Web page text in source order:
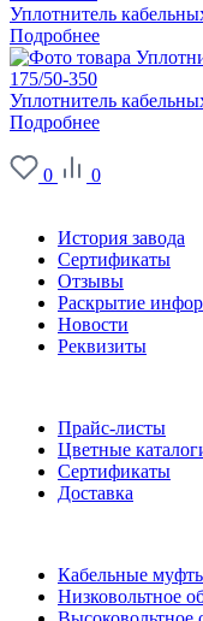
Уплотнитель
Подробнее
Уплотнитель
Подробнее
0
0
История завода
Сертификаты
Отзывы
Раскрытие
Новости
Реквизиты
Прайс-листы
Цветные
Сертификаты
Доставка
Кабельные
Низковольтное